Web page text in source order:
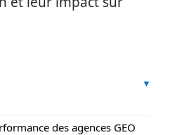
des agences GEO